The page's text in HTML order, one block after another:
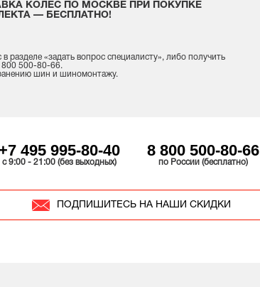
КОЛЕС ПО МОСКВЕ ПРИ ПОКУПКЕ
— БЕСПЛАТНО!
в разделе «задать вопрос специалисту», либо получить
800 500-80-66.
шин и шиномонтажу.
+7 495 995-80-40
c 9:00 - 21:00 (без выходных)
8 800 500-80-66
по России (бесплатно)
ПОДПИШИТЕСЬ НА НАШИ СКИДКИ